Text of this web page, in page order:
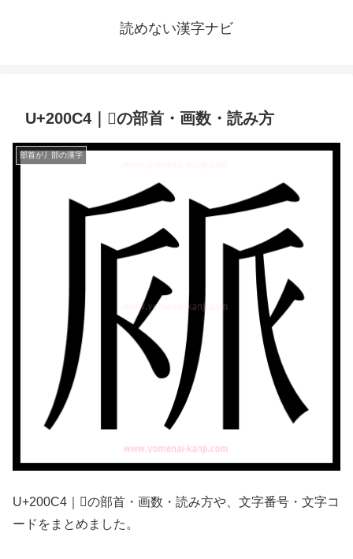
読めない漢字ナビ
U+200C4｜𠃄の部首・画数・読み方
部首が丿部の漢字
U+200C4｜𠃄の部首・画数・読み方や、文字番号・文字コ
ードをまとめました。